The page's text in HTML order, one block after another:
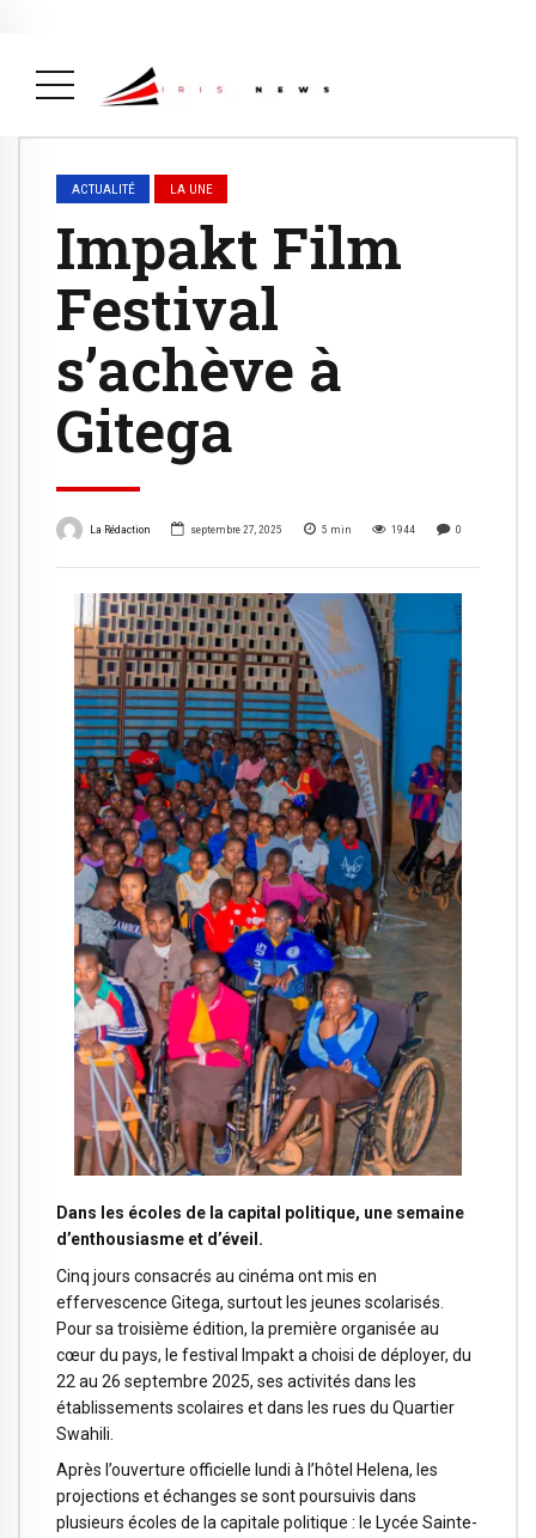
ACTUALITÉ LA UNE
Impakt Film
Festival
s’achève à
Gitega
La Rédaction septembre 27, 2025 5 min 1944 0
Dans les écoles de la capital politique, une semaine
d’enthousiasme et d’éveil.
Cinq jours consacrés au cinéma ont mis en
effervescence Gitega, surtout les jeunes scolarisés.
Pour sa troisième édition, la première organisée au
cœur du pays, le festival Impakt a choisi de déployer, du
22 au 26 septembre 2025, ses activités dans les
établissements scolaires et dans les rues du Quartier
Swahili.
Après l’ouverture officielle lundi à l’hôtel Helena, les
projections et échanges se sont poursuivis dans
plusieurs écoles de la capitale politique : le Lycée Sainte-